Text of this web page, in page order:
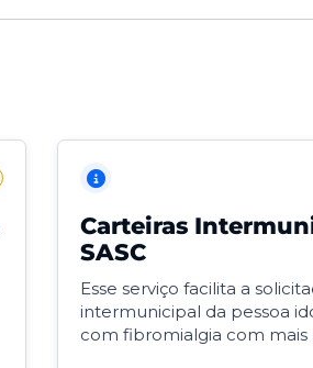
Carteiras
SASC
Esse serviço facilita a
intermunicipal da pessoa
com fibromialgia com mais